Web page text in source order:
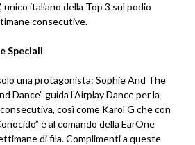
unico italiano della Top 3 sul podio
consecutive.
Speciali
una protagonista: Sophie And The
Dance” guida l’Airplay Dance per la
così come Karol G che con
è al comando della EarOne
di fila. Complimenti a queste